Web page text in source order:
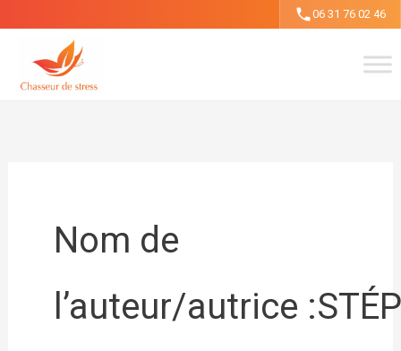
contenu
06 31 76 02 46
Nom de
l’auteur/autrice